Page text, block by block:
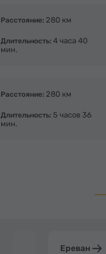
Расстояние: 280 км
Длительность: 4 часа 40
мин.
Расстояние: 280 км
Длительность: 5 часов 36
мин.
Ереван